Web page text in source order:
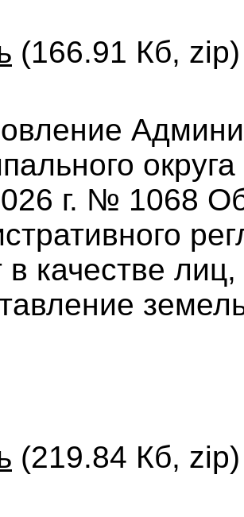
(166.91 Кб,
г. № 1068
в качестве
(219.84 Кб,